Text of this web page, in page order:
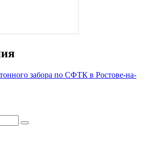
забора по СФТК в Ростове-на-